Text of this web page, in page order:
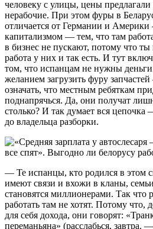
человеку с улицы, цены
нерабочие. При этом фуры в
отличается от Германии и
капитализмом — тем, что там
в бизнес не пускают, потому что
работа у них и так есть. И тут
том, что испанцам не нужны
желанием загрузить фуру
означать, что местным ребяткам
поднапрячься. Да, они получат
столько? И так думает вся цепочка
до владельца разборки.
— Те испанцы, кто родился в этом
имеют связи и вхожи в кланы,
становятся миллионерами. Так что
работать там не хотят. Потому что,
для себя дохода, они говорят:
переманьяна» (расслабься,